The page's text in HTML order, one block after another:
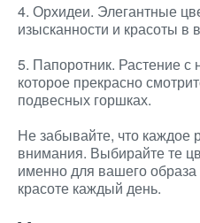
4. Орхидеи. Элегантные
изысканности и красоты в
5. Папоротник. Растение
которое прекрасно
подвесных горшках.
Не забывайте, что каждое
внимания. Выбирайте те
именно для вашего
красоте каждый день.